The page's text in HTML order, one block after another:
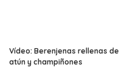
Vídeo: Berenjenas rellenas de
atún y champiñones